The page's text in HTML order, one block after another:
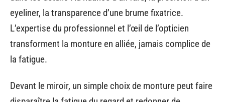
eyeliner, la transparence d’une brume fixatrice.
L’expertise du professionnel et l’œil de l’opticien
transforment la monture en alliée, jamais complice de
la fatigue.
Devant le miroir, un simple choix de monture peut faire